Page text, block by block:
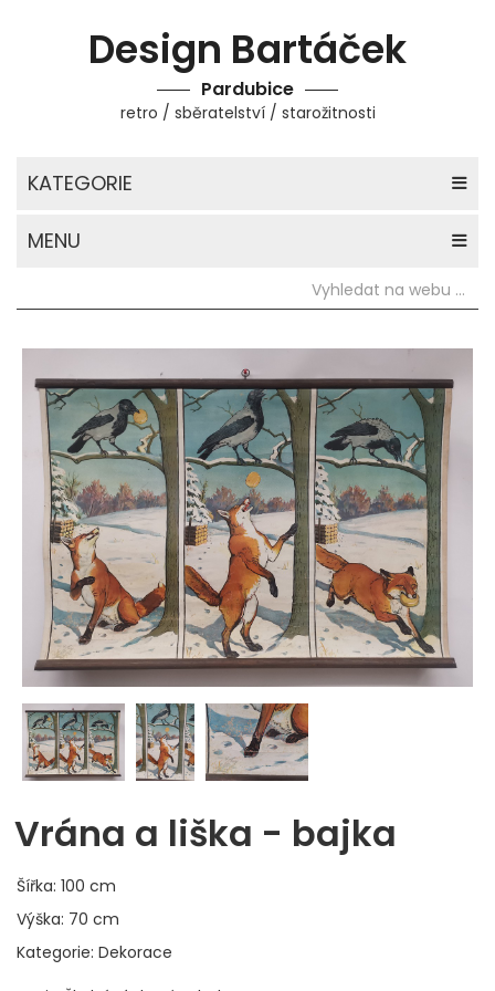
Design Bartáček
Pardubice
retro / sběratelství / starožitnosti
KATEGORIE
MENU
Vrána a liška - bajka
Šířka: 100 cm
Výška: 70 cm
Kategorie: Dekorace